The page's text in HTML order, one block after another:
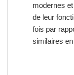
modernes
de leur
fois par
similaires